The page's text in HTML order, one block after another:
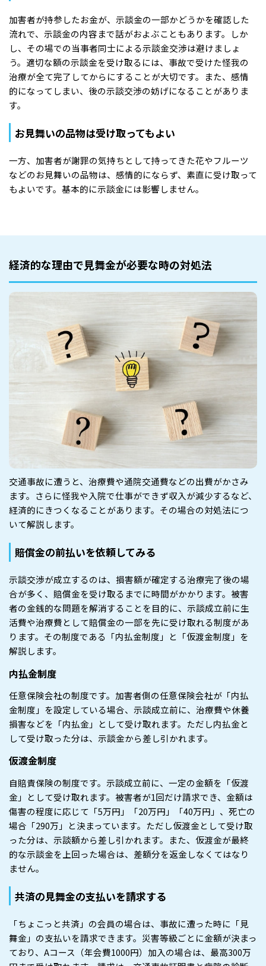
加害者が持参したお金が、示談金の一部かどうかを確認した
流れで、示談金の内容まで話がおよぶこともあります。しか
し、その場での当事者同士による示談金交渉は避けましょ
う。適切な額の示談金を受け取るには、事故で受けた怪我の
治療が全て完了してからにすることが大切です。また、感情
的になってしまい、後の示談交渉の妨げになることがありま
す。
お見舞いの品物は受け取ってもよい
一方、加害者が謝罪の気持ちとして持ってきた花やフルーツ
などのお見舞いの品物は、感情的にならず、素直に受け取って
もよいです。基本的に示談金には影響しません。
経済的な理由で見舞金が必要な時の対処法
交通事故に遭うと、治療費や通院交通費などの出費がかさみ
ます。さらに怪我や入院で仕事ができず収入が減少するなど、
経済的にきつくなることがあります。その場合の対処法につ
いて解説します。
賠償金の前払いを依頼してみる
示談交渉が成立するのは、損害額が確定する治療完了後の場
合が多く、賠償金を受け取るまでに時間がかかります。被害
者の金銭的な問題を解消することを目的に、示談成立前に生
活費や治療費として賠償金の一部を先に受け取れる制度があ
ります。その制度である「内払金制度」と「仮渡金制度」を
解説します。
内払金制度
任意保険会社の制度です。加害者側の任意保険会社が「内払
金制度」を設定している場合、示談成立前に、治療費や休養
損害などを「内払金」として受け取れます。ただし内払金と
して受け取った分は、示談金から差し引かれます。
仮渡金制度
自賠責保険の制度です。示談成立前に、一定の金額を「仮渡
金」として受け取れます。被害者が1回だけ請求でき、金額は
傷害の程度に応じて「5万円」「20万円」「40万円」、死亡の
場合「290万」と決まっています。ただし仮渡金として受け取
った分は、示談額から差し引かれます。また、仮渡金が最終
的な示談金を上回った場合は、差額分を返金しなくてはなり
ません。
共済の見舞金の支払いを請求する
「ちょこっと共済」の会員の場合は、事故に遭った時に「見
舞金」の支払いを請求できます。災害等級ごとに金額が決まっ
ており、Aコース（年会費1000円）加入の場合は、最高300万